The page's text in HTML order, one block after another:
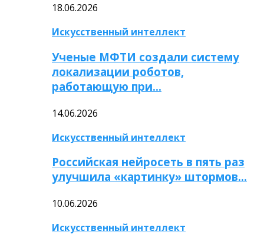
18.06.2026
Искусственный интеллект
Ученые МФТИ создали систему
локализации роботов,
работающую при…
14.06.2026
Искусственный интеллект
Российская нейросеть в пять раз
улучшила «картинку» штормов…
10.06.2026
Искусственный интеллект